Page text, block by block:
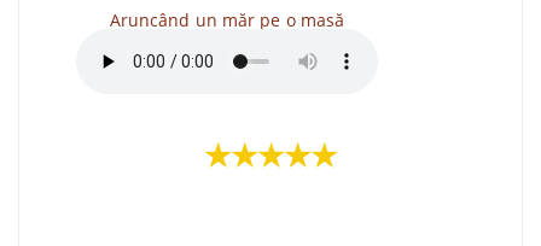
Aruncând un măr pe o masă
★★★★★